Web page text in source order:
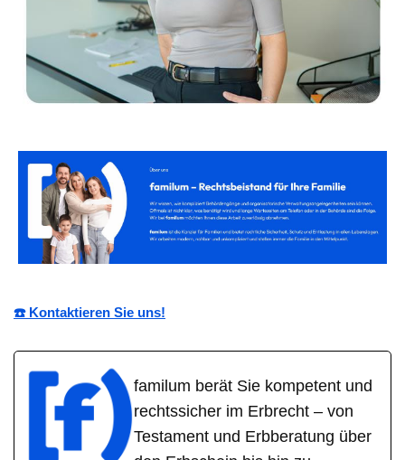
☎️ Kontaktieren Sie uns!
familum berät Sie kompetent und
rechtssicher im Erbrecht – von
Testament und Erbberatung über